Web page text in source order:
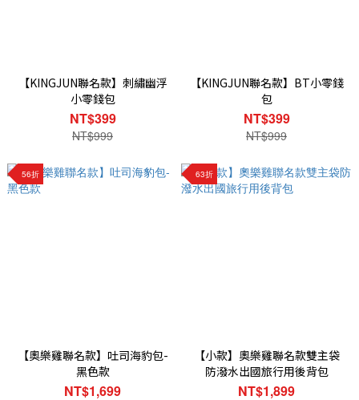
【KINGJUN聯名款】刺繡幽浮
小零錢包
NT$399
NT$999
【KINGJUN聯名款】BT小零錢
包
NT$399
NT$999
56折
【奧樂雞聯名款】吐司海豹包-
黑色款
NT$1,699
63折
【小款】奧樂雞聯名款雙主袋
防潑水出國旅行用後背包
NT$1,899